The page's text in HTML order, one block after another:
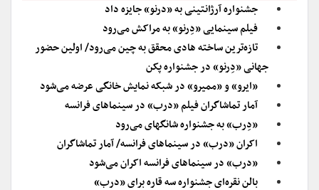
جشنواره آرژانتینی به «درنو» جایزه داد
فیلم سینمایی «دِرنو» به مراکش می‌رود
تازه‌ترین ساخته هادی محقق به چین می‌رود/ اولین حضور
جهانی «دِرنو» در جشنواره پکن
«ایرو» و «ممیرو» در شبکه نمایش خانگی عرضه می‌شود
آمار تماشاگران فیلم «درب» در سینماهای فرانسه
«دِرب» به جشنواره شانگهای می‌رود
اکران «درب» در سینماهای فرانسه/ آمار تماشاگران
«درب» در سینماهای فرانسه اکران می‌شود
بالن نقره‌ای جشنواره سه قاره برای «درب»